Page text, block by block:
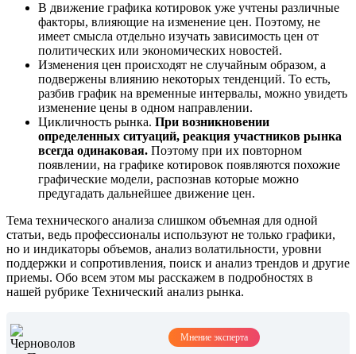
В движение графика котировок уже учтены различные
факторы, влияющие на изменение цен. Поэтому, не
имеет смысла отдельно изучать зависимость цен от
политических или экономических новостей.
Изменения цен происходят не случайным образом, а
подвержены влиянию некоторых тенденций. То есть,
разбив график на временные интервалы, можно увидеть
изменение цены в одном направлении.
Цикличность рынка. При возникновении
определенных ситуаций, реакция участников рынка
всегда одинаковая. Поэтому при их повторном
появлении, на графике котировок появляются похожие
графические модели, распознав которые можно
предугадать дальнейшее движение цен.
Тема технического анализа слишком объемная для одной
статьи, ведь профессионалы используют не только графики,
но и индикаторы объемов, анализ волатильности, уровни
поддержки и сопротивления, поиск и анализ трендов и другие
приемы. Обо всем этом мы расскажем в подробностях в
нашей рубрике Технический анализ рынка.
Мнение эксперта